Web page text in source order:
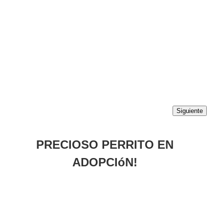
Siguiente
PRECIOSO PERRITO EN
ADOPCIóN!